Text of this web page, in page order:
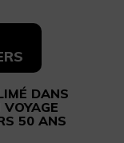
DANS
50 ANS